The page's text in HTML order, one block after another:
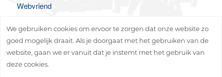
Webvriend
We gebruiken cookies om ervoor te zorgen dat onze website zo
goed mogelijk draait. Als je doorgaat met het gebruiken van de
website, gaan we er vanuit dat je instemt met het gebruik van
deze cookies.